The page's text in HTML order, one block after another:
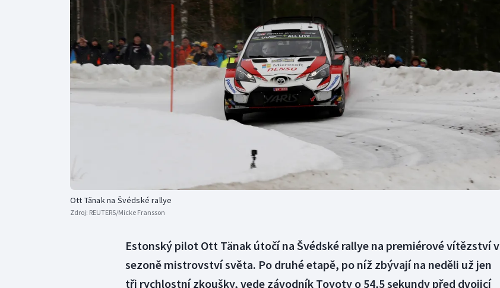
Curling
Dostihy
Florbal
Futsal
Golf
Motorsport
Olympijské hry
Parasport
Plavání
Plážový volejbal
Triatlon
Veslování
Vodní slalom
Volejbal
Ostatní
Ott Tänak na Švédské rallye
Zdroj: REUTERS/Micke Fransson
Estonský pilot Ott Tänak útočí na Švédské rallye na premiérové vítězství v
sezoně mistrovství světa. Po druhé etapě, po níž zbývají na neděli už jen
tři rychlostní zkoušky, vede závodník Toyoty o 54,5 sekundy před dvojicí